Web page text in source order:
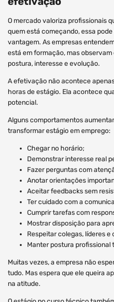
O mercado valoriza profissionais
quem está começando, essa
vantagem. As empresas
está em formação, mas
postura, interesse e evolução.
A efetivação não acontece
horas de estágio. Ela acontece
potencial.
Alguns comportamentos
transformar estágio em emprego:
Chegar no horário;
Demonstrar interesse real
Fazer perguntas com
Anotar orientações
Aceitar feedbacks sem
Ter cuidado com a
Cumprir tarefas com
Mostrar disposição para
Respeitar colegas, líderes e
Manter postura profissional
Muitas vezes, a empresa não
tudo. Mas espera que ele queira
na atitude.